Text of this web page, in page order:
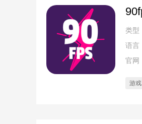
类型
语言
官网
游